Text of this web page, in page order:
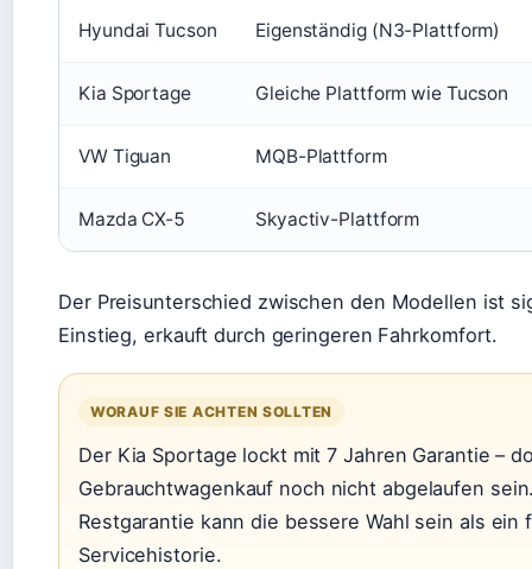
Hyundai Tucson Eigenständig (N3-Plattform)
Kia Sportage Gleiche Plattform wie Tucson
VW Tiguan MQB-Plattform
Mazda CX-5 Skyactiv-Plattform
Der Preisunterschied zwischen den Modellen ist
Einstieg, erkauft durch geringeren Fahrkomfort.
WORAUF SIE ACHTEN SOLLTEN
Der Kia Sportage lockt mit 7 Jahren Garantie –
Gebrauchtwagenkauf noch nicht abgelaufen
Restgarantie kann die bessere Wahl sein als ein
Servicehistorie.